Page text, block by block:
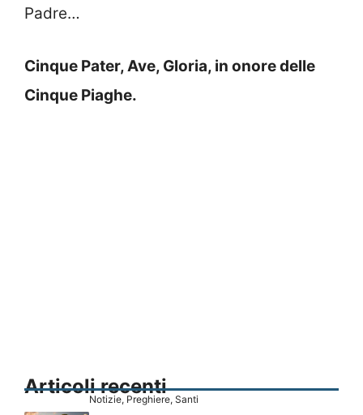
Padre…
Cinque Pater, Ave, Gloria, in onore delle
Cinque Piaghe.
Articoli recenti
Notizie, Preghiere, Santi